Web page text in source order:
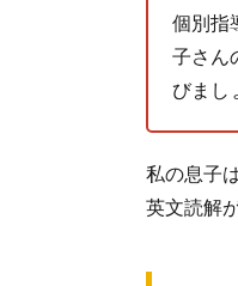
個別指
子さん
びまし
私の息子
英文読解